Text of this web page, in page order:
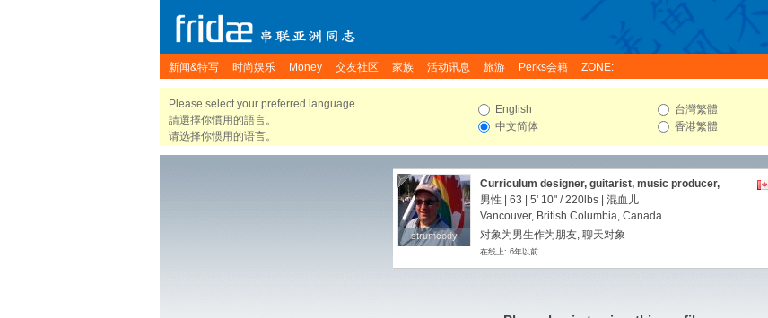
新闻&特写 时尚娱乐 Money 交友社区 家族 活动讯息 旅游 Perks会籍 ZONE:
Please select your preferred language.
請選擇你慣用的語言。
请选择你惯用的语言。
English
中文简体
台灣繁體
香港繁體
strumcody
strumcody
Curriculum designer, guitarist, music producer,
videographer.
男性 | 63 | 5' 10" /220lbs | 混血儿
Vancouver, British Columbia, Canada
对象为男生作为朋友, 聊天对象
在线上: 6年以前